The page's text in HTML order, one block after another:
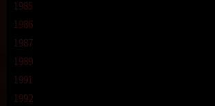
1985
1986
1987
1989
1991
1992